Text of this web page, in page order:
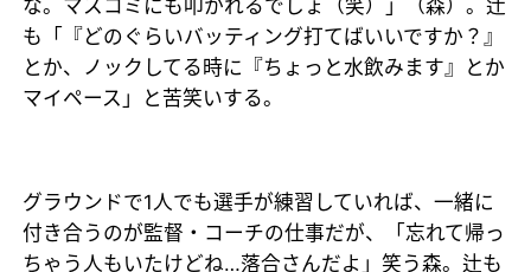
な。マスコミにも叩かれるでしょ（笑）」（森）。辻
も「『どのぐらいバッティング打てばいいですか？』
とか、ノックしてる時に『ちょっと水飲みます』とか
マイペース」と苦笑いする。
グラウンドで1人でも選手が練習していれば、一緒に
付き合うのが監督・コーチの仕事だが、「忘れて帰っ
ちゃう人もいたけどね…落合さんだよ」笑う森。辻も